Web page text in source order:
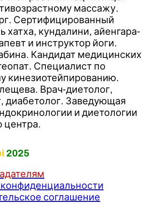
массажу.
Сертифицированный
хатха, кундалини, айенгара-
и инструктор йоги.
Кандидат медицинских
Специалист по
кинезиотейпированию.
Врач-диетолог,
диабетолог. Заведующая
и диетологии
центра.
2025
соглашение